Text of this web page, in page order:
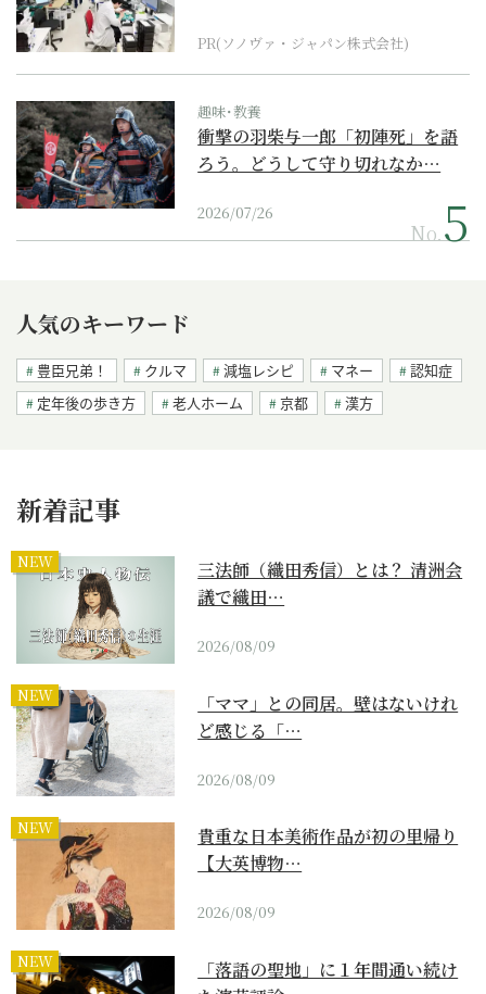
PR(ソノヴァ・ジャパン株式会社)
趣味･教養
衝撃の羽柴与一郎「初陣死」を語
ろう。どうして守り切れなか…
2026/07/26
No.
人気のキーワード
豊臣兄弟！ クルマ 減塩レシピ マネー
認知症
定年後の歩き方
老人ホーム 京都 漢方
新着記事
NEW
三法師（織田秀信）とは？ 清洲会
議で織田…
2026/08/09
NEW
「ママ」との同居。壁はないけれ
ど感じる「…
2026/08/09
NEW
貴重な日本美術作品が初の里帰り
【大英博物…
2026/08/09
NEW
「落語の聖地」に１年間通い続け